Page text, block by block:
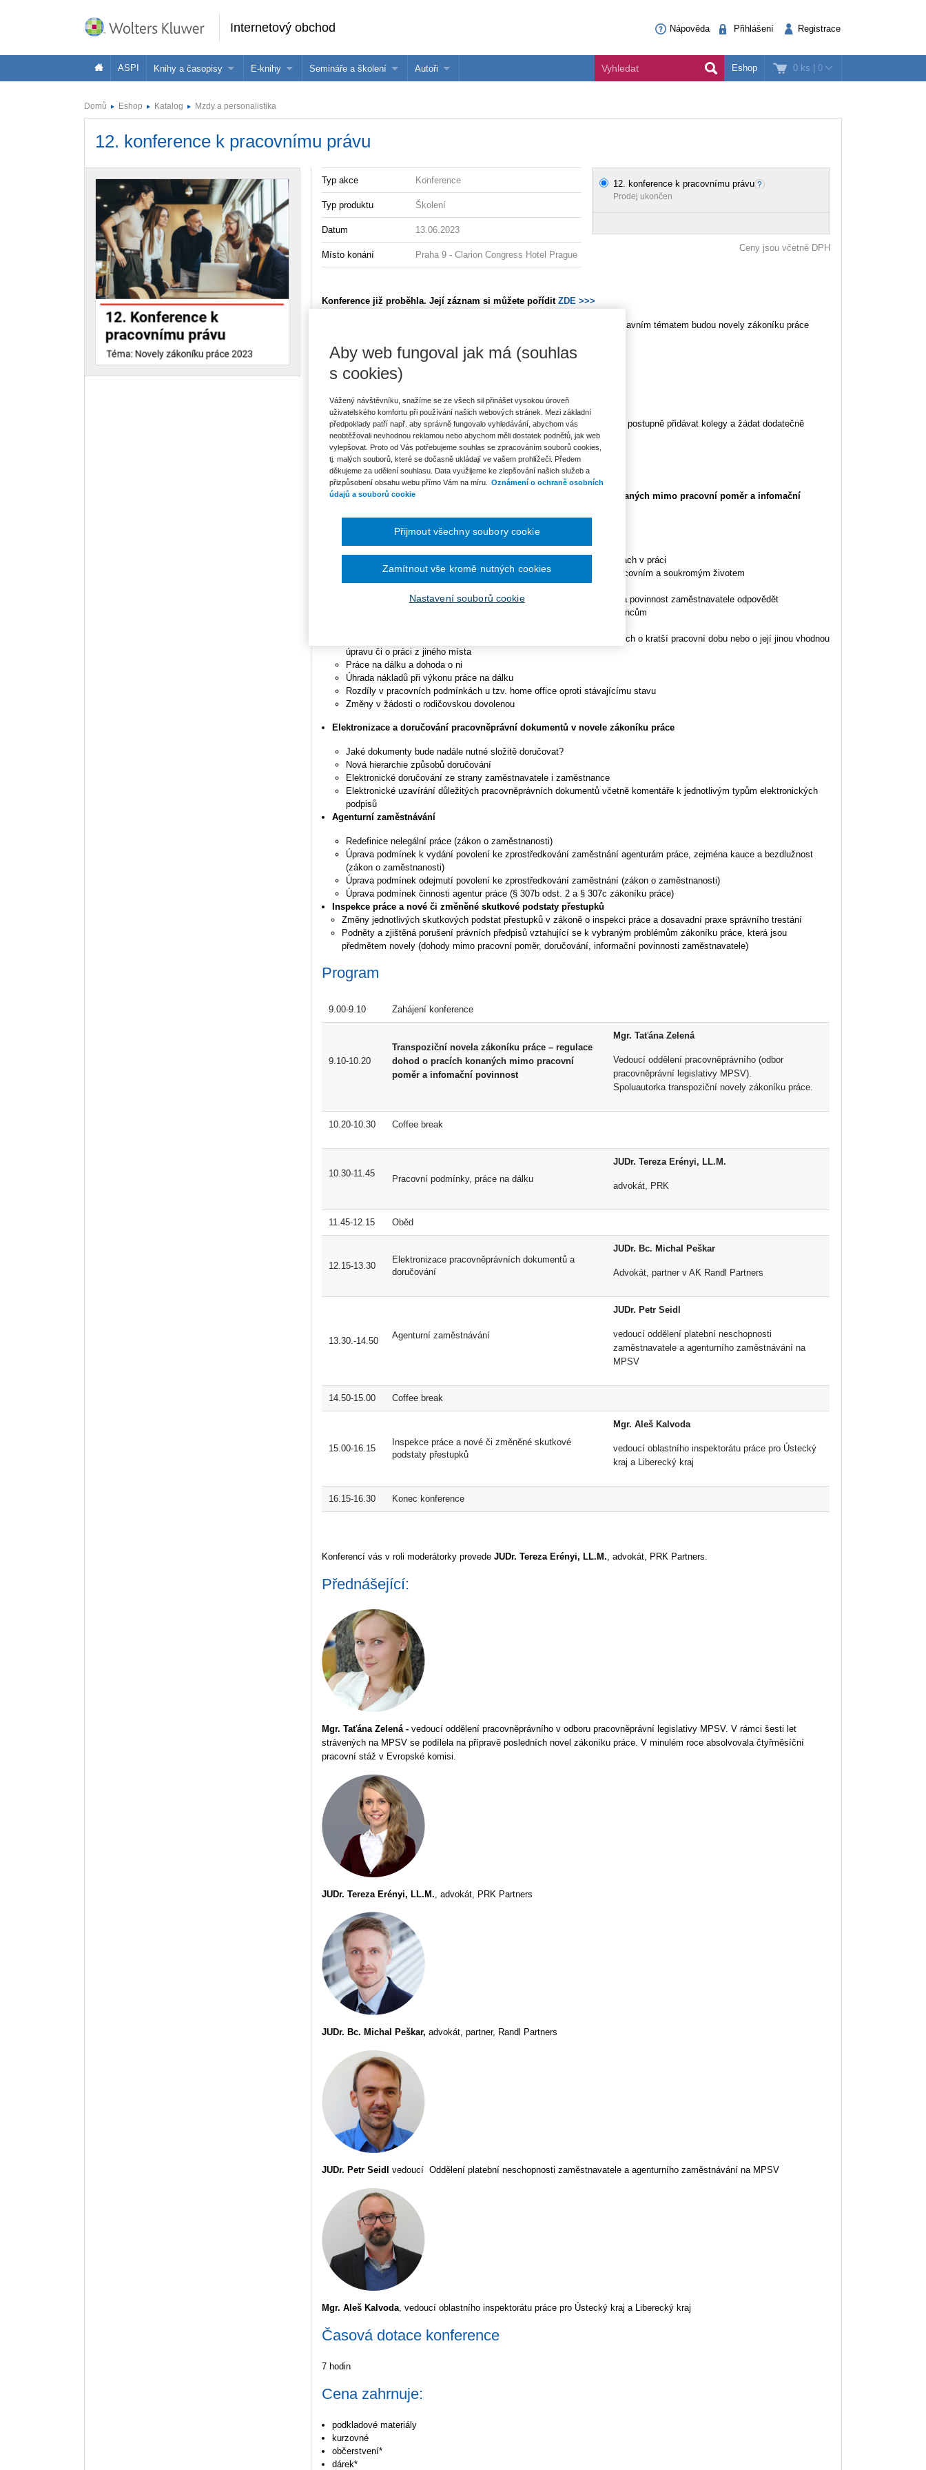
Internetový obchod Nápověda Přihlášení Registrace
0 ks | 0
ASPI Knihy a časopisy
Knihy
Časopisy
E-knihy
Jak na naše e-knihy?
Koupit e-knihu
Půjčit si e-knihu
Semináře a školení
Školení ASPI, Libra a Praetor
Autoři
PublishOne
Eshop
Domů Eshop Katalog Mzdy a personalistika
12. konference k pracovnímu právu
12. konference k pracovnímu právu
Prodej ukončen
Ceny jsou včetně DPH
Typ akce Konference
Typ produktu Školení
Datum 13.06.2023
Místo konání Praha 9 - Clarion Congress Hotel Prague
Konference již proběhla. Její záznam si můžete poříditZDE >>>
Srdečně vás zveme na 12. odbornou konferenci k pracovnímu právu, jejíž hlavním tématem budou novely zákoníku práce
Využijte výrazných množstevních slev!
od 3 účastníků sleva 40 % (cena za jednoho účastníka - 3 294 Kč)
Jedinou podmínkou je, že sleva platí v rámci jedné objednávky, není možné postupně přidávat kolegy a žádat dodatečně
slevu.
Obsah:
Transpoziční novela zákoníku práce – regulace dohod o pracích konaných mimo pracovní poměr a infomační
Nárok na dovolenou pro zaměstnance na DPP a DPČ
Nová povinnost rozvrhnout pracovní dobu u DPP a DPČ
Poskytování dob odpočinku, příplatků a pracovního volna při překážkách v práci
Změny v souvislosti se směrnicí EU 2019/1158 o rovnováze mezi pracovním a soukromým životem
Nové podmínky pro žádost o rodičovskou dovolenou
Nároková žádost rodičů o kratší pracovní dobu; žádost o homeoffice a povinnost zaměstnavatele odpovědět
Posílení informační povinnosti zaměstnavatele ve vztahu k zaměstnancům
Změny v žádosti osob pečujících o děti či závislé osoby nebo těhotných o kratší pracovní dobu nebo o její jinou vhodnou
úpravu či o práci z jiného místa
Práce na dálku a dohoda o ni
Úhrada nákladů při výkonu práce na dálku
Rozdíly v pracovních podmínkách u tzv. home office oproti stávajícímu stavu
Změny v žádosti o rodičovskou dovolenou
Elektronizace a doručování pracovněprávní dokumentů v novele zákoníku práce
Jaké dokumenty bude nadále nutné složitě doručovat?
Nová hierarchie způsobů doručování
Elektronické doručování ze strany zaměstnavatele i zaměstnance
Elektronické uzavírání důležitých pracovněprávních dokumentů včetně komentáře k jednotlivým typům elektronických
podpisů
Agenturní zaměstnávání
Redefinice nelegální práce (zákon o zaměstnanosti)
Úprava podmínek k vydání povolení ke zprostředkování zaměstnání agenturám práce, zejména kauce a bezdlužnost
(zákon o zaměstnanosti)
Úprava podmínek odejmutí povolení ke zprostředkování zaměstnání (zákon o zaměstnanosti)
Úprava podmínek činnosti agentur práce (§ 307b odst. 2 a § 307c zákoníku práce)
Inspekce práce a nové či změněné skutkové podstaty přestupků
Změny jednotlivých skutkových podstat přestupků v zákoně o inspekci práce a dosavadní praxe správního trestání
Podněty a zjištěná porušení právních předpisů vztahující se k vybraným problémům zákoníku práce, která jsou
předmětem novely (dohody mimo pracovní poměr, doručování, informační povinnosti zaměstnavatele)
Program
9.00-9.10 Zahájení konference
9.10-10.20
Transpoziční novela zákoníku práce – regulace
dohod o pracích konaných mimo pracovní
poměr a infomační povinnost
Mgr. Taťána Zelená
Vedoucí oddělení pracovněprávního (odbor
pracovněprávní legislativy MPSV).
Spoluautorka transpoziční novely zákoníku práce.
10.20-10.30 Coffee break
10.30-11.45
Pracovní podmínky, práce na dálku
JUDr. Tereza Erényi, LL.M.
advokát, PRK
11.45-12.15 Oběd
12.15-13.30
Elektronizace pracovněprávních dokumentů a
doručování
JUDr. Bc. Michal Peškar
Advokát, partner v AK Randl Partners
13.30.-14.50
Agenturní zaměstnávání
JUDr. Petr Seidl
vedoucí oddělení platební neschopnosti
zaměstnavatele a agenturního zaměstnávání na
MPSV
14.50-15.00 Coffee break
15.00-16.15
Inspekce práce a nové či změněné skutkové
podstaty přestupků
Mgr. Aleš Kalvoda
vedoucí oblastního inspektorátu práce pro Ústecký
kraj a Liberecký kraj
16.15-16.30 Konec konference
Konferencí vás v roli moderátorky provedeJUDr. Tereza Erényi, LL.M., advokát, PRK Partners.
Přednášející:
Mgr. Taťána Zelená -vedoucí oddělení pracovněprávního v odboru pracovněprávní legislativy MPSV. V rámci šesti let
strávených na MPSV se podílela na přípravě posledních novel zákoníku práce. V minulém roce absolvovala čtyřměsíční
pracovní stáž v Evropské komisi.
JUDr. Tereza Erényi, LL.M., advokát, PRK Partners
JUDr. Bc. Michal Peškar,advokát,partner, Randl Partners
JUDr. Petr Seidlvedoucí Oddělení platební neschopnosti zaměstnavatele a agenturního zaměstnávání na MPSV
Mgr. Aleš Kalvoda, vedoucí oblastního inspektorátu práce pro Ústecký kraj a Liberecký kraj
Časová dotace konference
7 hodin
Cena zahrnuje:
podkladové materiály
kurzovné
občerstvení*
dárek*
Aby web fungoval jak má (souhlas
s cookies)
Vážený návštěvníku, snažíme se ze všech sil přinášet vysokou úroveň
uživatelského komfortu při používání našich webových stránek. Mezi základní
předpoklady patří např. aby správně fungovalo vyhledávání, abychom vás
neobtěžovali nevhodnou reklamou nebo abychom měli dostatek podnětů, jak web
vylepšovat. Proto od Vás potřebujeme souhlas se zpracováním souborů cookies,
tj. malých souborů, které se dočasně ukládají ve vašem prohlížeči. Předem
děkujeme za udělení souhlasu. Data využijeme ke zlepšování našich služeb a
přizpůsobení obsahu webu přímo Vám na míru.
Oznámení o ochraně osobních
údajů a souborů cookie
Nastavení souborů cookie
Zamítnout vše kromě nutných cookies
Přijmout všechny soubory cookie